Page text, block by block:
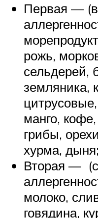
Первая —
рожь,
сельдерей,
земляника,
манго,
грибы,
хурма, дыня;
Вторая —
молоко,
говядина,